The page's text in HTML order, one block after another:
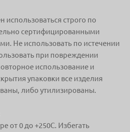
строго по
сертифицированными
Не использовать по истечении
при повреждении
использование и
упаковки все изделия
либо утилизированы.
от 0 до +250С. Избегать